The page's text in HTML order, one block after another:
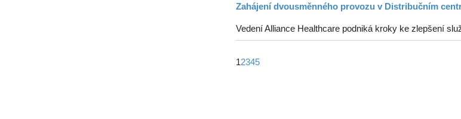
Zahájení dvousměnného provozu v Distribučním
Vedení Alliance Healthcare podniká kroky ke zlepšení
12345